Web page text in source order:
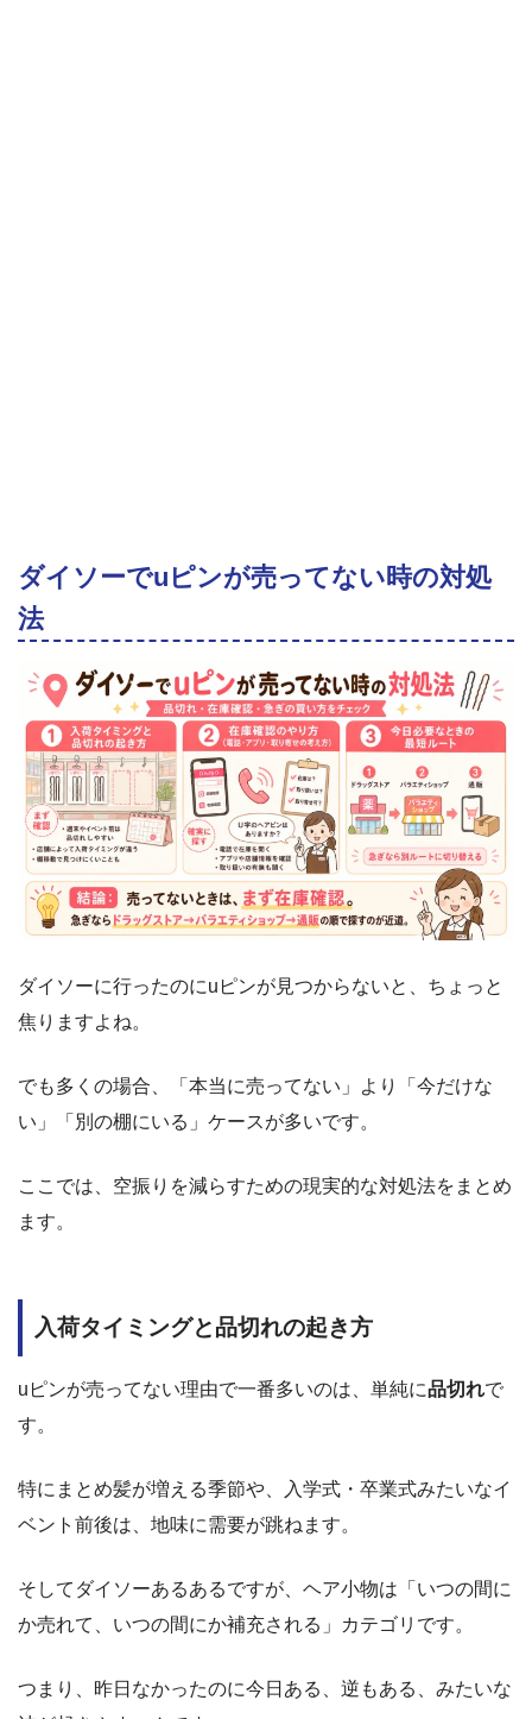
ダイソーでuピンが売ってない時の対処
法
ダイソーに行ったのにuピンが見つからないと、ちょっと
焦りますよね。
でも多くの場合、「本当に売ってない」より「今だけな
い」「別の棚にいる」ケースが多いです。
ここでは、空振りを減らすための現実的な対処法をまとめ
ます。
入荷タイミングと品切れの起き方
uピンが売ってない理由で一番多いのは、単純に品切れで
す。
特にまとめ髪が増える季節や、入学式・卒業式みたいなイ
ベント前後は、地味に需要が跳ねます。
そしてダイソーあるあるですが、ヘア小物は「いつの間に
か売れて、いつの間にか補充される」カテゴリです。
つまり、昨日なかったのに今日ある、逆もある、みたいな